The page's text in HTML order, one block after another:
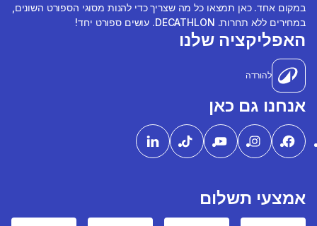
במקום אחד. כאן תמצאו כל מה שצריך כדי להנות מסוגי הספורט השונים,
במחירים ללא תחרות. DECATHLON. עושים ספורט יחד!
האפליקציה שלנו
להורדה
אנחנו גם כאן
אמצעי תשלום